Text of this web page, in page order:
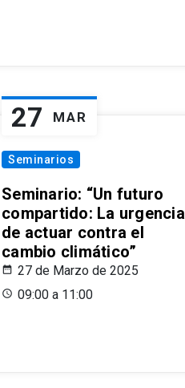
27 MAR
Seminarios
Seminario: “Un futuro
compartido: La urgencia
de actuar contra el
cambio climático”
27 de Marzo de 2025
09:00 a 11:00